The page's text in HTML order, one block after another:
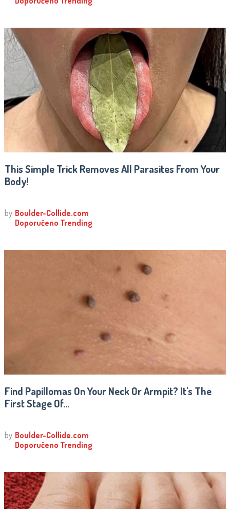
This Simple Trick Removes All Parasites From Your
Body!
Find Papillomas On Your Neck Or Armpit? It's The
First Stage Of...